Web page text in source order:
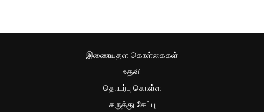
இணையதள கொள்கைகள்
உதவி
தொடர்பு கொள்ள
கருத்து கேட்பு